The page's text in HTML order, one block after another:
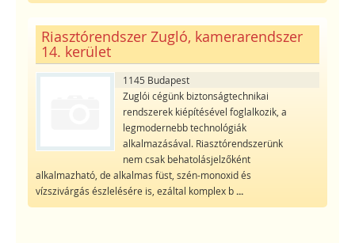
Riasztórendszer Zugló, kamerarendszer
14. kerület
1145 Budapest
Zuglói cégünk biztonságtechnikai
rendszerek kiépítésével foglalkozik, a
legmodernebb technológiák
alkalmazásával. Riasztórendszerünk
nem csak behatolásjelzőként
alkalmazható, de alkalmas füst, szén-monoxid és
vízszivárgás észlelésére is, ezáltal komplex b...